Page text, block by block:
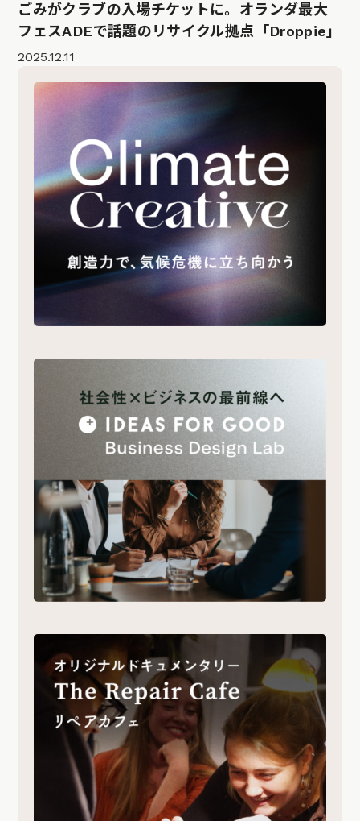
ごみがクラブの入場チケットに。オランダ最大
フェスADEで話題のリサイクル拠点「Droppie」
2025.12.11